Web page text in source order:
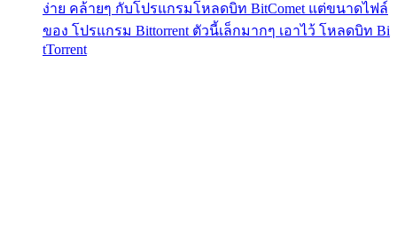
ง่าย คล้ายๆ กับโปรแกรมโหลดบิท BitComet แต่ขนาดไฟล์
ของ โปรแกรม Bittorrent ตัวนี้เล็กมากๆ เอาไว้ โหลดบิท Bi
tTorrent